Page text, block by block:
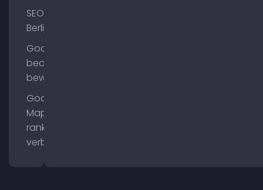
SEO
Berlijn
Google
bedrijfsprofiel
bewerken
Google
Maps
ranking
verbeteren